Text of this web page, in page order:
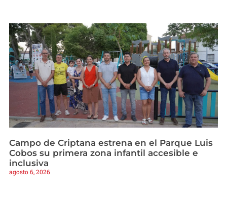
Campo de Criptana estrena en el Parque Luis
Cobos su primera zona infantil accesible e
inclusiva
agosto 6, 2026